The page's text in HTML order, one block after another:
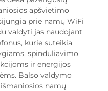
apšvietimo
prie namų WiFi
valdyti jas naudojant
kurie suteikia
spinduliavimo
ir energijos
Balso valdymo
namų